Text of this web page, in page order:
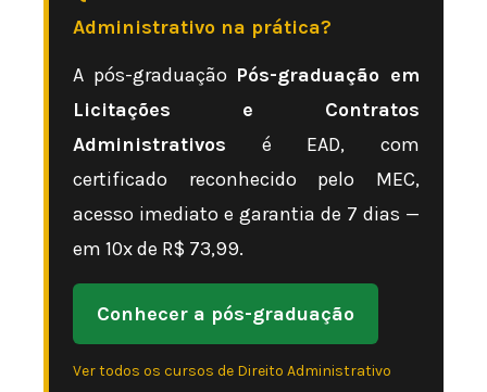
Administrativo na prática?
A pós-graduação Pós-graduação em
Licitações e Contratos
Administrativos é EAD, com
certificado reconhecido pelo MEC,
acesso imediato e garantia de 7 dias —
em 10x de R$ 73,99.
Conhecer a pós-graduação
Ver todos os cursos de Direito Administrativo